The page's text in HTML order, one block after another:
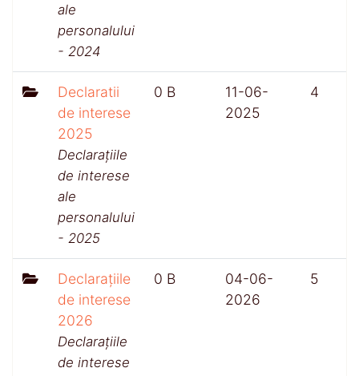
ale
personalului
- 2024
Declaratii
de interese
2025
Declarațiile
de interese
ale
personalului
- 2025
0 B
11-06-
2025
4
Declarațiile
de interese
2026
Declarațiile
de interese
0 B
04-06-
2026
5